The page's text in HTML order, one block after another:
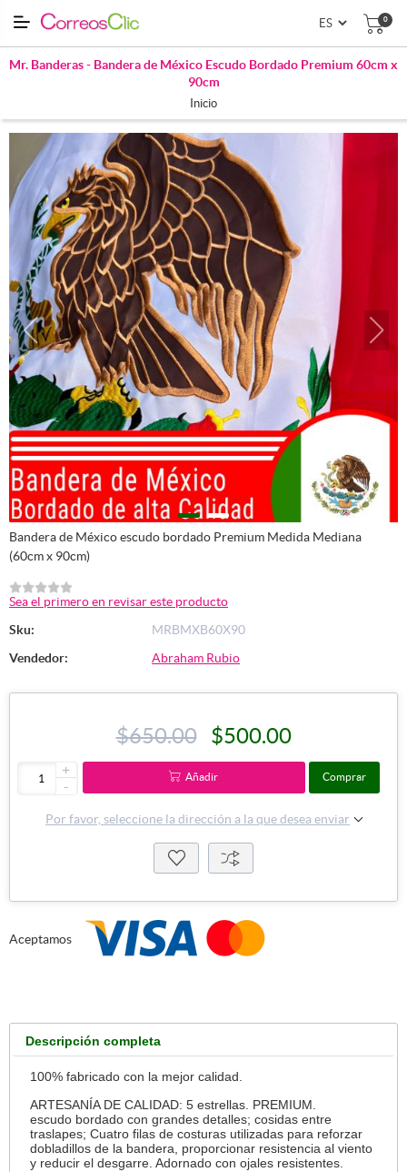
0
Mr. Banderas - Bandera de México Escudo Bordado Premium 60cm x
90cm
Inicio
Bandera de México escudo bordado Premium Medida Mediana
(60cm x 90cm)
Sea el primero en revisar este producto
Sku:
MRBMXB60X90
Vendedor:
Abraham Rubio
$650.00 $500.00
+
-
Añadir Comprar
Por favor, seleccione la dirección a la que desea enviar
Aceptamos
Descripción completa
100% fabricado con la mejor calidad.
ARTESANÍA DE CALIDAD: 5 estrellas. PREMIUM.
escudo bordado con grandes detalles; cosidas entre
traslapes; Cuatro filas de costuras utilizadas para reforzar
dobladillos de la bandera, proporcionar resistencia al viento
y reducir el desgarre. Adornado con ojales resistentes.